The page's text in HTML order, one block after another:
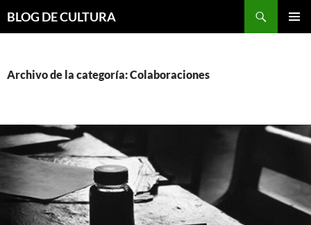
BLOG DE CULTURA
Archivo de la categoría: Colaboraciones